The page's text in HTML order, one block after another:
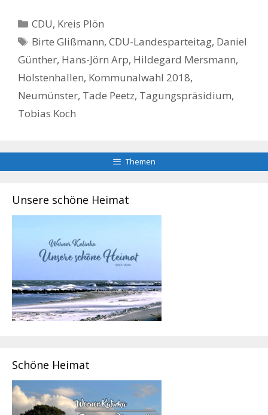
Kategorien
CDU, Kreis Plön
Schlagwörter
Birte Glißmann,CDU-Landesparteitag, Daniel
Günther, Hans-Jörn Arp, Hildegard Mersmann,
Holstenhallen, Kommunalwahl 2018,
Neumünster, Tade Peetz, Tagungspräsidium,
Tobias Koch
Themen
Unsere schöne Heimat
Schöne Heimat